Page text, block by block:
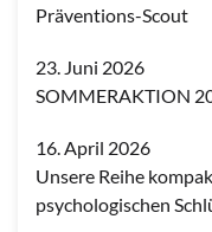
Präventions-Scout
23. Juni 2026
SOMMERAKTION
16. April 2026
Unsere Reihe
psychologischen